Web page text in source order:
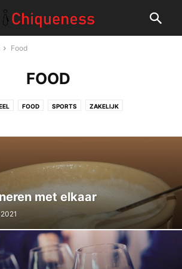
Food
FOOD
FOOD SPORTS ZAKELIJK
met elkaar